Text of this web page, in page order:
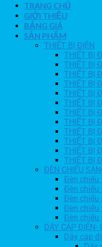
TRANG CHỦ
GIỚI THIỆU
BẢNG GIÁ
SẢN PHẨM
THIẾT BỊ ĐIỆN
THIẾT BỊ
THIẾT BỊ
THIẾT BỊ
THIẾT BỊ
THIẾT BỊ
THIẾT BỊ
THIẾT BỊ
THIẾT BỊ
THIẾT BỊ
THIẾT BỊ
THIẾT BỊ
THIẾT BỊ
ĐÈN CHIẾU
Đèn chiếu
Đèn chiếu
Đèn chiếu
Đèn chiếu
Đèn chiếu
DÂY CÁP ĐIỆN-
Dây cáp